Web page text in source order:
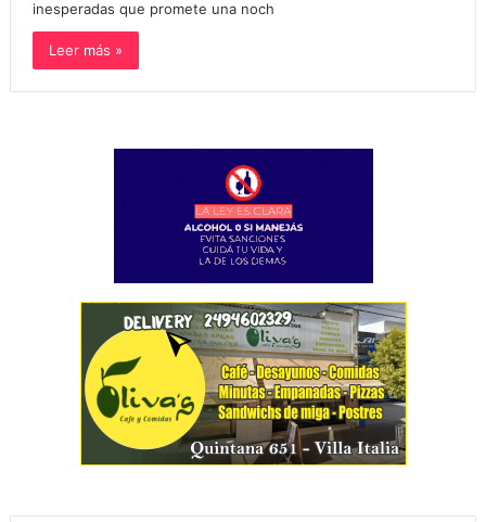
inesperadas que promete una noch
Leer más »